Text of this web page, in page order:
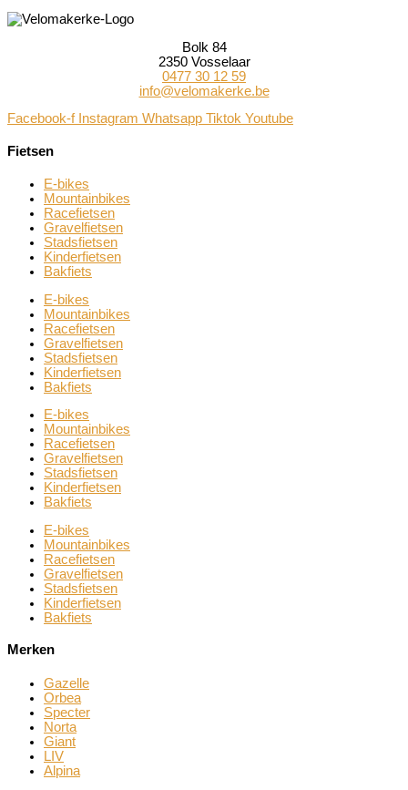
Bolk 84
2350 Vosselaar
0477 30 12 59
info@velomakerke.be
Facebook-f Instagram Whatsapp Tiktok Youtube
Fietsen
E-bikes
Mountainbikes
Racefietsen
Gravelfietsen
Stadsfietsen
Kinderfietsen
Bakfiets
E-bikes
Mountainbikes
Racefietsen
Gravelfietsen
Stadsfietsen
Kinderfietsen
Bakfiets
E-bikes
Mountainbikes
Racefietsen
Gravelfietsen
Stadsfietsen
Kinderfietsen
Bakfiets
E-bikes
Mountainbikes
Racefietsen
Gravelfietsen
Stadsfietsen
Kinderfietsen
Bakfiets
Merken
Gazelle
Orbea
Specter
Norta
Giant
LIV
Alpina